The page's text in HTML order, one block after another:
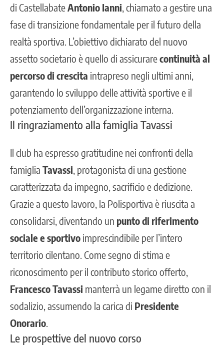
di CastellabateAntonio Ianni , chiamato a gestire una
fase di transizione fondamentale per il futuro della
realtà sportiva. L’obiettivo dichiarato del nuovo
assetto societario è quello di assicurarecontinuità al
percorso di crescita intrapreso negli ultimi anni,
garantendo lo sviluppo delle attività sportive e il
potenziamento dell’organizzazione interna.
Il ringraziamento alla famiglia Tavassi
Il club ha espresso gratitudine nei confronti della
famiglia Tavassi , protagonista di una gestione
caratterizzata da impegno, sacrificio e dedizione.
Grazie a questo lavoro, la Polisportiva è riuscita a
consolidarsi, diventando un punto di riferimento
sociale e sportivo imprescindibile per l’intero
territorio cilentano. Come segno di stima e
riconoscimento per il contributo storico offerto,
Francesco Tavassi manterrà un legame diretto con il
sodalizio, assumendo la carica di Presidente
Onorario
Le prospettive del nuovo corso